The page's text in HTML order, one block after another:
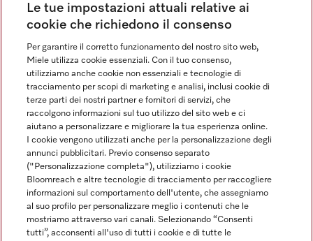
Condizioni Generali di Vendita
Privacy
Condizioni di Utilizzo
Dichiarazione di Accessibilità
Modulo di recesso
Legge sui servizi digitali
Impostazioni dei cookie
FINANZIAMENTO FINO A 50 MESI CON OPZIONE 10 E TASSO
ZERO
Le tue impostazioni attuali relative ai
cookie che richiedono il consenso
Per garantire il corretto funzionamento del nostro sito web,
Miele utilizza cookie essenziali. Con il tuo consenso,
utilizziamo anche cookie non essenziali e tecnologie di
tracciamento per scopi di marketing e analisi, inclusi cookie di
terze parti dei nostri partner e fornitori di servizi, che
raccolgono informazioni sul tuo utilizzo del sito web e ci
aiutano a personalizzare e migliorare la tua esperienza online.
I cookie vengono utilizzati anche per la personalizzazione degli
annunci pubblicitari. Previo consenso separato
("Personalizzazione completa"), utilizziamo i cookie
Bloomreach e altre tecnologie di tracciamento per raccogliere
informazioni sul comportamento dell'utente, che assegniamo
al suo profilo per personalizzare meglio i contenuti che le
mostriamo attraverso vari canali. Selezionando “Consenti
tutti”, acconsenti all'uso di tutti i cookie e di tutte le